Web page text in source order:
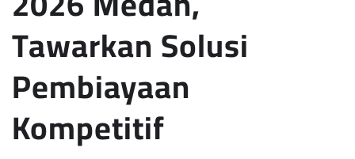
Tawarkan Solusi
Pembiayaan
Kompetitif